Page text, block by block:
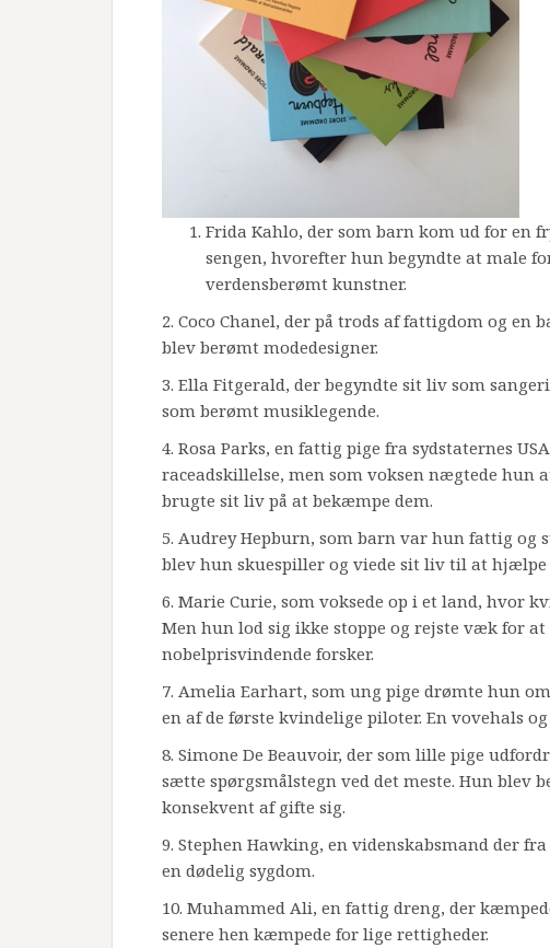
Frida Kahlo, der som barn kom ud for en
sengen, hvorefter hun begyndte at male
verdensberømt kunstner.
2. Coco Chanel, der på trods af fattigdom og en
blev berømt modedesigner.
3. Ella Fitgerald, der begyndte sit liv som
som berømt musiklegende.
4. Rosa Parks, en fattig pige fra sydstaternes
raceadskillelse, men som voksen nægtede hun
brugte sit liv på at bekæmpe dem.
5. Audrey Hepburn, som barn var hun fattig og
blev hun skuespiller og viede sit liv til at hjælpe
6. Marie Curie, som voksede op i et land, hvor
Men hun lod sig ikke stoppe og rejste væk for at
nobelprisvindende forsker.
7. Amelia Earhart, som ung pige drømte hun
en af de første kvindelige piloter. En vovehals
8. Simone De Beauvoir, der som lille pige
sætte spørgsmålstegn ved det meste. Hun blev
konsekvent af gifte sig.
9. Stephen Hawking, en videnskabsmand der
en dødelig sygdom.
10. Muhammed Ali, en fattig dreng, der
senere hen kæmpede for lige rettigheder.